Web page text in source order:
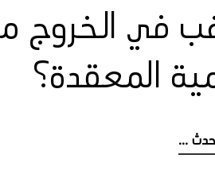
في الخروج
المعقدة؟
...